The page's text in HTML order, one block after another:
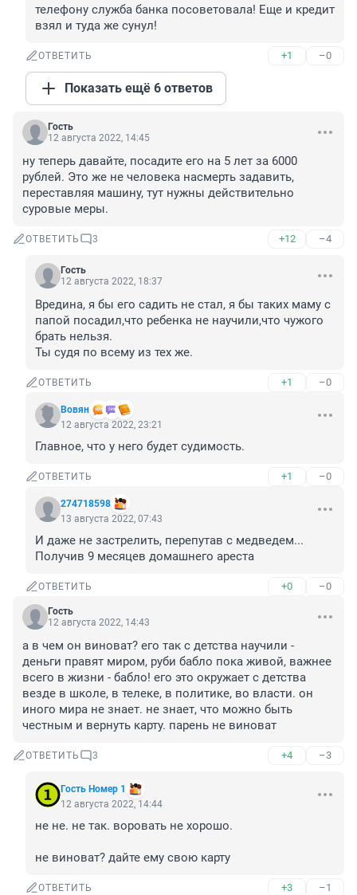
телефону служба банка посоветовала! Еще и кредит
взял и туда же сунул!
ОТВЕТИТЬ +1 –0
Показать ещё 6 ответов
Гость
12 августа 2022, 14:45
ну теперь давайте, посадите его на 5 лет за 6000
рублей. Это же не человека насмерть задавить,
переставляя машину, тут нужны действительно
суровые меры.
ОТВЕТИТЬ 3 +12 –4
Гость
12 августа 2022, 18:37
Вредина, я бы его садить не стал, я бы таких маму с
папой посадил,что ребенка не научили,что чужого
брать нельзя.
Ты судя по всему из тех же.
ОТВЕТИТЬ +1 –0
Вовян
12 августа 2022, 23:21
Главное, что у него будет судимость.
ОТВЕТИТЬ +1 –0
274718598
13 августа 2022, 07:43
И даже не застрелить, перепутав с медведем...
Получив 9 месяцев домашнего ареста
ОТВЕТИТЬ +0 –0
Гость
12 августа 2022, 14:43
а в чем он виноват? его так с детства научили -
деньги правят миром, руби бабло пока живой, важнее
всего в жизни - бабло! его это окружает с детства
везде в школе, в телеке, в политике, во власти. он
иного мира не знает. не знает, что можно быть
честным и вернуть карту. парень не виноват
ОТВЕТИТЬ 3 +4 –3
Гость Номер 1
12 августа 2022, 14:44
не не. не так. воровать не хорошо.
не виноват? дайте ему свою карту
ОТВЕТИТЬ +3 –1